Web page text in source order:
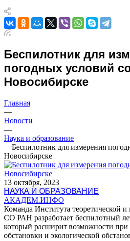
Беспилотник для
погодных условий
Новосибирске
Главная
—
Новости
—
Наука и образование
—Беспилотник для измерения
Новосибирске
13 октября, 2023
НАУКА И ОБРАЗОВАНИЕ
АКАДЕМ.ИНФО
Команда Института теоретической
СО РАН разработает беспилотный
который расширит возможности при
обстановки и экологической